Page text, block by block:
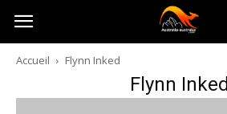
Australia-
australie.com
Accueil Flynn Inked
Flynn Inked